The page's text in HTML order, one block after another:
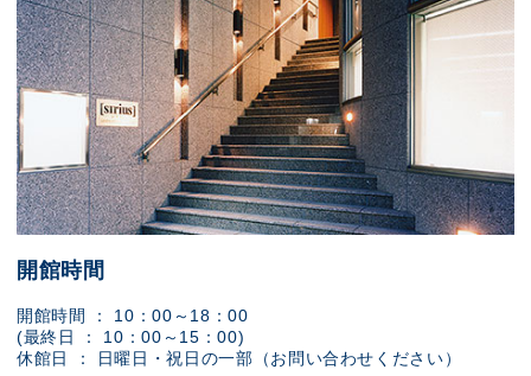
開館時間
開館時間 ： 10：00～18：00
(最終日 ： 10：00～15：00)
休館日 ： 日曜日・祝日の一部（お問い合わせください）